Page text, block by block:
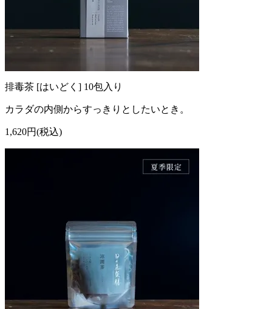
排毒茶 [はいどく] 10包入り
カラダの内側からすっきりとしたいとき。
1,620円(税込)